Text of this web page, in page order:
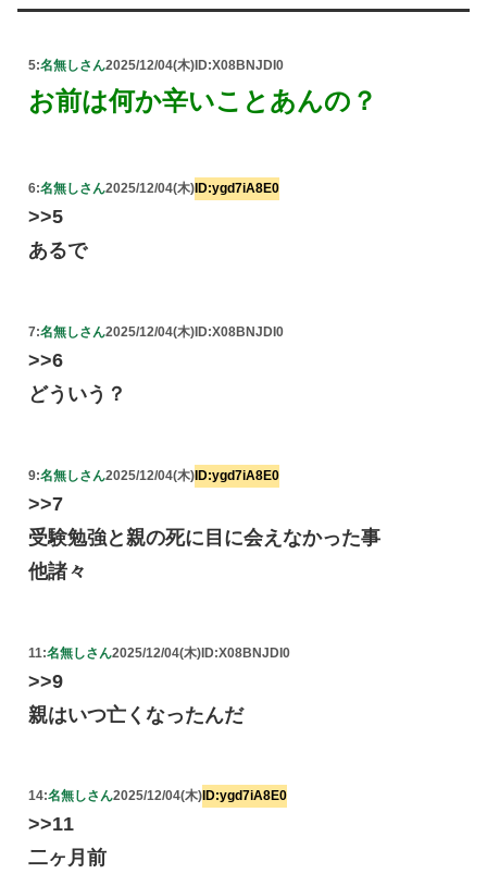
5:名無しさん2025/12/04(木) ID:X08BNJDI0
お前は何か辛いことあんの？
6:名無しさん2025/12/04(木) ID:ygd7iA8E0
>>5
あるで
7:名無しさん2025/12/04(木) ID:X08BNJDI0
>>6
どういう？
9:名無しさん2025/12/04(木)ID:ygd7iA8E0
>>7
受験勉強と親の死に目に会えなかった事
他諸々
11:名無しさん2025/12/04(木)ID:X08BNJDI0
>>9
親はいつ亡くなったんだ
14:名無しさん2025/12/04(木) ID:ygd7iA8E0
>>11
二ヶ月前